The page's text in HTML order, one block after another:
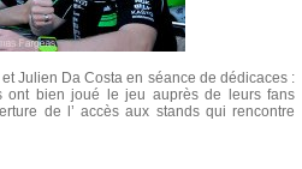
Julien Da Costa en séance de dédicaces :
ont bien joué le jeu auprès de leurs fans
de l’ accès aux stands qui rencontre